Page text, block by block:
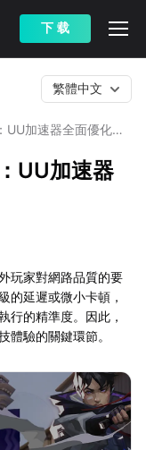
下 载
加速器全面優化教
繁體中文
UU加速器
玩家對網路品質的要
的延遲或微小卡頓，
行的精準度。因此，
體驗的關鍵環節。